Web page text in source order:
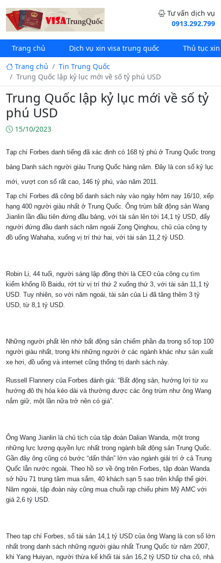
Tư vấn dịch vụ
0913.292.799
Trang chủ Dịch vụ xin visa trung quốc
Thủ tục
Trang chủ
Tin Trung Quốc
Trung Quốc lập kỷ lục mới về số tỷ phú USD
Trung Quốc lập kỷ lục mới về số tỷ
phú USD
15/10/2023
Tạp chí Forbes danh tiếng đã xác định có 168 tỷ phú ở Trung Quốc trong
bảng Danh sách người giàu Trung Quốc hàng năm. Đây là con số kỷ lục
mới, vượt con số rất cao, 146 tỷ phú, vào năm 2011.
Tạp chí Forbes đã công bố danh sách này vào ngày hôm nay 16/10, xếp
hạng 400 người giàu nhất ở Trung Quốc. Ông trùm bất động sản Wang
Jianlin lần đầu tiên đứng đầu bảng, với tài sản lên tới 14,1 tỷ USD, đẩy
người đứng đầu danh sách năm ngoái Zong Qinghou, chủ của công ty
đồ uống Wahaha, xuống vị trí thứ hai, với tài sản 11,2 tỷ USD.
Robin Li, 44 tuổi, người sáng lập đồng thời là CEO của công cụ tìm
kiếm khổng lồ Baidu, rớt từ vị trí thứ 2 xuống thứ 3, với tài sản 11,1 tỷ
USD. Tuy nhiên, so với năm ngoái, tài sản của Li đã tăng thêm 3 tỷ
USD, từ 8,1 tỷ USD.
Những người phất lên nhờ bất động sản chiếm phần đa trong số top 100
người giàu nhất, trong khi những người ở các ngành khác như sản xuất
xe hơi, đồ uống và internet cũng thống trị danh sách này.
Russell Flannery của Forbes đánh giá: “Bất động sản, hưởng lợi từ xu
hướng đô thị hóa kéo dài và thường được các ông trùm như ông Wang
nắm giữ, một lần nữa trở nên có giá”.
Ông Wang Jianlin là chủ tịch của tập đoàn Dalian Wanda, một trong
những lực lượng quyền lực nhất trong ngành bất động sản Trung Quốc.
Gần đây ông cũng có bước “dấn thân” lớn vào ngành giải trí ở cả Trung
Quốc lẫn nước ngoài. Theo hồ sơ về ông trên Forbes, tập đoàn Wanda
sở hữu 71 trung tâm mua sắm, 40 khách sạn 5 sao trên khắp thế giới.
Năm ngoái, tập đoàn này cũng mua chuỗi rạp chiếu phim Mỹ AMC với
giá 2,6 tỷ USD.
Theo tạp chí Forbes, số tài sản 14,1 tỷ USD của ông Wang là con số lớn
nhất trong danh sách những người giàu nhất Trung Quốc từ năm 2007,
khi Yang Huiyan, người thừa kế khối tài sản 16,2 tỷ USD từ cha cô, nhà